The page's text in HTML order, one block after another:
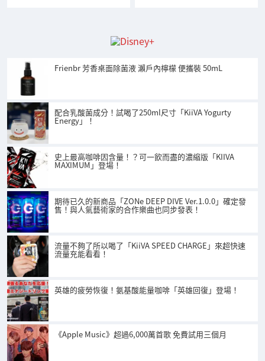
Frienbr 芳香桌面除菌液 瀨戶內檸檬 便攜裝 50mL
配合乳酸菌成分！試喝了250ml尺寸「KiiVA Yogurty
Energy」！
史上最高咖啡因含量！？可一飲而盡的濃縮版「KIIVA
MAXIMUM」登場！
期待已久的新商品「ZONe DEEP DIVE Ver.1.0.0」確定發
售！與人氣藝術家的合作樂曲也同步發表！
流量不夠了所以喝了「KiiVA SPEED CHARGE」來超快速
流量充能看看！
英雄的疲勞恢復！氨基酸能量咖啡「英雄回復」登場！
《Apple Music》超過6,000萬首歌 免費試用三個月